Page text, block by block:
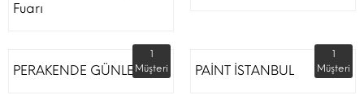
Fuarı
PERAKENDE GÜNLERİ
1
Müşteri
PAİNT İSTANBUL
1
Müşteri